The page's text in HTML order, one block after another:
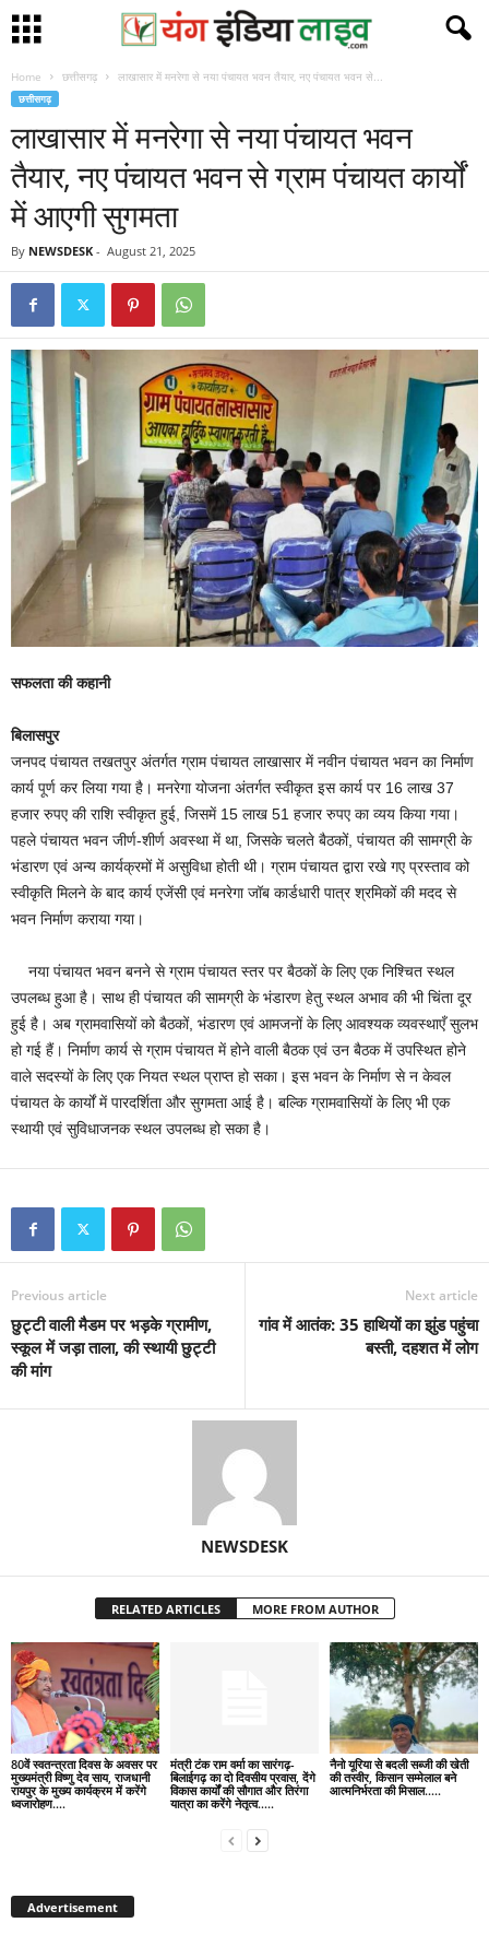
Home छत्तीसगढ़ लाखासार में मनरेगा से नया पंचायत भवन तैयार, नए पंचायत भवन से...
छत्तीसगढ़
लाखासार में मनरेगा से नया पंचायत भवन
तैयार, नए पंचायत भवन से ग्राम पंचायत कार्यों
में आएगी सुगमता
By NEWSDESK - August 21, 2025
सफलता की कहानी
बिलासपुर
जनपद पंचायत तखतपुर अंतर्गत ग्राम पंचायत लाखासार में नवीन पंचायत भवन का निर्माण
कार्य पूर्ण कर लिया गया है। मनरेगा योजना अंतर्गत स्वीकृत इस कार्य पर 16 लाख 37
हजार रुपए की राशि स्वीकृत हुई, जिसमें 15 लाख 51 हजार रुपए का व्यय किया गया।
पहले पंचायत भवन जीर्ण-शीर्ण अवस्था में था, जिसके चलते बैठकों, पंचायत की सामग्री के
भंडारण एवं अन्य कार्यक्रमों में असुविधा होती थी। ग्राम पंचायत द्वारा रखे गए प्रस्ताव को
स्वीकृति मिलने के बाद कार्य एजेंसी एवं मनरेगा जॉब कार्डधारी पात्र श्रमिकों की मदद से
भवन निर्माण कराया गया।
नया पंचायत भवन बनने से ग्राम पंचायत स्तर पर बैठकों के लिए एक निश्चित स्थल
उपलब्ध हुआ है। साथ ही पंचायत की सामग्री के भंडारण हेतु स्थल अभाव की भी चिंता दूर
हुई है। अब ग्रामवासियों को बैठकों, भंडारण एवं आमजनों के लिए आवश्यक व्यवस्थाएँ सुलभ
हो गई हैं। निर्माण कार्य से ग्राम पंचायत में होने वाली बैठक एवं उन बैठक में उपस्थित होने
वाले सदस्यों के लिए एक नियत स्थल प्राप्त हो सका। इस भवन के निर्माण से न केवल
पंचायत के कार्यों में पारदर्शिता और सुगमता आई है। बल्कि ग्रामवासियों के लिए भी एक
स्थायी एवं सुविधाजनक स्थल उपलब्ध हो सका है।
Previous article
छुट्टी वाली मैडम पर भड़के ग्रामीण,
स्कूल में जड़ा ताला, की स्थायी छुट्टी
की मांग
Next article
गांव में आतंक: 35 हाथियों का झुंड पहुंचा
बस्ती, दहशत में लोग
NEWSDESK
RELATED ARTICLES MORE FROM AUTHOR
80वें स्वतन्त्रता दिवस के अवसर पर
मुख्यमंत्री विष्णु देव साय, राजधानी
रायपुर के मुख्य कार्यक्रम में करेंगे
ध्वजारोहण….
मंत्री टंक राम वर्मा का सारंगढ़-
बिलाईगढ़ का दो दिवसीय प्रवास, देंगे
विकास कार्यों की सौगात और तिरंगा
यात्रा का करेंगे नेतृत्व…..
नैनो यूरिया से बदली सब्जी की खेती
की तस्वीर, किसान सम्मेलाल बने
आत्मनिर्भरता की मिसाल…..
Advertisement